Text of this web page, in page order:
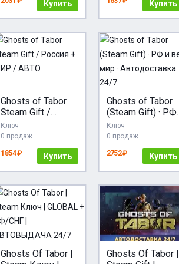
Купить Купить
Ghosts of Tabor
Steam Gift /
Россия + МИР /
АВТО
Ключ
0 продаж
1854 ₽ Купить
Ghosts of Tabor
(Steam Gift) · РФ
и весь мир ·
Автодоставка
Ключ
0 продаж
2752 ₽ Купить
Ghosts Of Tabor |
Ghosts Of Tabor |